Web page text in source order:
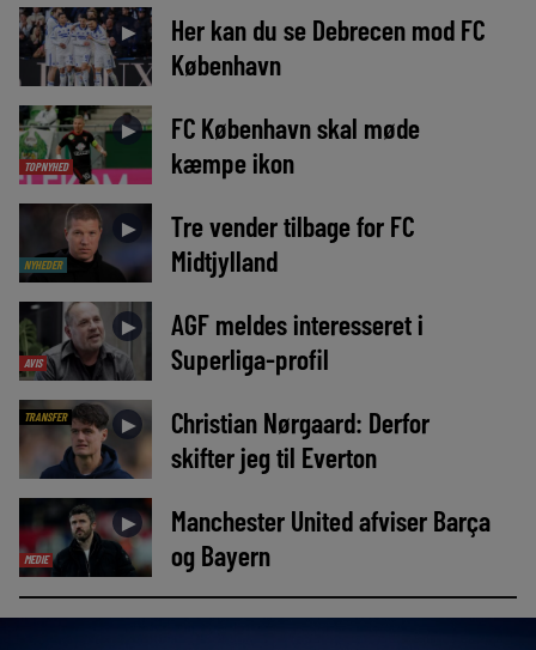
►
Her kan du se Debrecen mod FC
København
TOPNYHED
►
FC København skal møde
kæmpe ikon
NYHEDER
►
Tre vender tilbage for FC
Midtjylland
AVIS
►
AGF meldes interesseret i
Superliga-profil
TRANSFER ►
Christian Nørgaard: Derfor
skifter jeg til Everton
MEDIE
►
Manchester United afviser Barça
og Bayern